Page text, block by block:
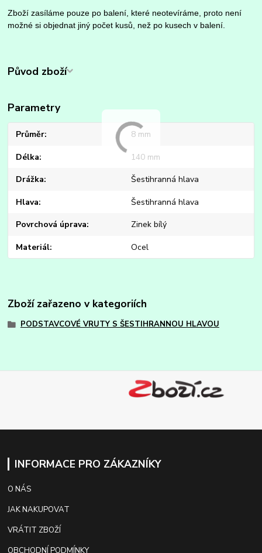
Zboží zasíláme pouze po balení, které neotevíráme, proto není
možné si objednat jiný počet kusů, než po kusech v balení.
Původ zboží
Parametry
Průměr 8 mm
Délka 140 mm
Drážka Šestihranná hlava
Hlava Šestihranná hlava
Povrchová úprava Zinek bílý
Materiál Ocel
Zboží zařazeno v kategoriích
PODSTAVCOVÉ VRUTY S ŠESTIHRANNOU HLAVOU
INFORMACE PRO ZÁKAZNÍKY
O NÁS
JAK NAKUPOVAT
VRÁTIT ZBOŽÍ
OBCHODNÍ PODMÍNKY